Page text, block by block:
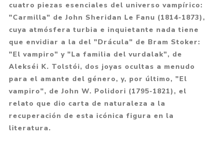
cuatro piezas esenciales del universo vampírico:
"Carmilla" de John Sheridan Le Fanu (1814-1873),
cuya atmósfera turbia e inquietante nada tiene
que envidiar a la del "Drácula" de Bram Stoker:
"El vampiro" y "La familia del vurdalak", de
Alekséi K. Tolstói, dos joyas ocultas a menudo
para el amante del género, y, por último, "El
vampiro", de John W. Polidori (1795-1821), el
relato que dio carta de naturaleza a la
recuperación de esta icónica figura en la
literatura.